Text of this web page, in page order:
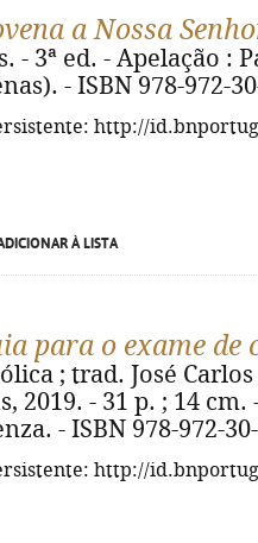
a Nossa
- 3ª ed. - Apelação :
- ISBN 978-972-
http://
À LISTA
para o exame de
; trad. José
2019. - 31 p. ; 14
- ISBN 978-972-
http://